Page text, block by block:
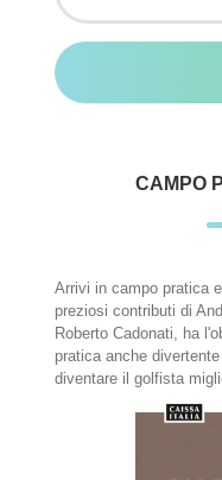
CAMPO
Arrivi in campo pratica
preziosi contributi di
Roberto Cadonati, ha
pratica anche
diventare il golfista